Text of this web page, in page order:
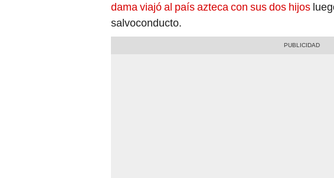
dama viajó al país azteca con sus dos hijos
salvoconducto.